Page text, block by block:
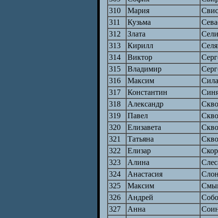
310
Мария
311
Кузьма
312
Злата
313
Кирилл
314
Виктор
315
Владимир
316
Максим
317
Константин
318
Александр
319
Павел
320
Елизавета
321
Татьяна
322
Елизар
323
Алина
324
Анастасия
325
Максим
326
Андрей
327
Анна